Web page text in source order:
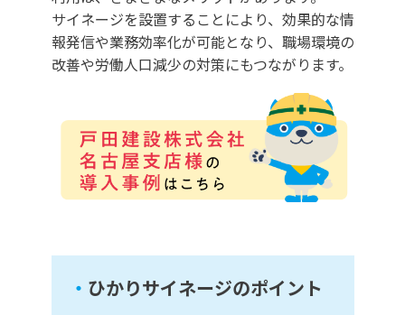
サイネージを設置することにより、効果的な情
報発信や業務効率化が可能となり、職場環境の
改善や労働人口減少の対策にもつながります。
・ ひかりサイネージのポイント